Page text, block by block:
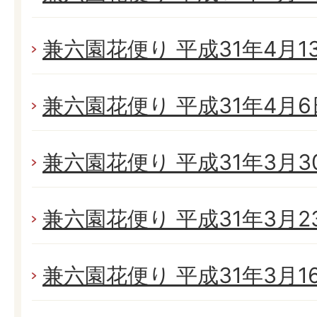
兼六園花便り 平成31年4月
兼六園花便り 平成31年4月
兼六園花便り 平成31年3月
兼六園花便り 平成31年3月
兼六園花便り 平成31年3月